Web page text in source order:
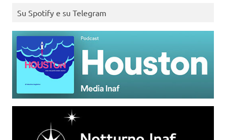
Su Spotify e su Telegram